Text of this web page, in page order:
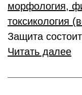
морфология,
токсикология
Защита
Читать далее